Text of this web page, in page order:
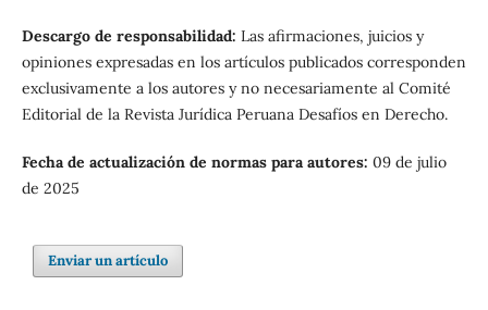
Descargo de responsabilidad: Las afirmaciones, juicios y
opiniones expresadas en los artículos publicados corresponden
exclusivamente a los autores y no necesariamente al Comité
Editorial de la Revista Jurídica Peruana Desafíos en Derecho.
Fecha de actualización de normas para autores: 09 de julio
de 2025
Enviar un artículo